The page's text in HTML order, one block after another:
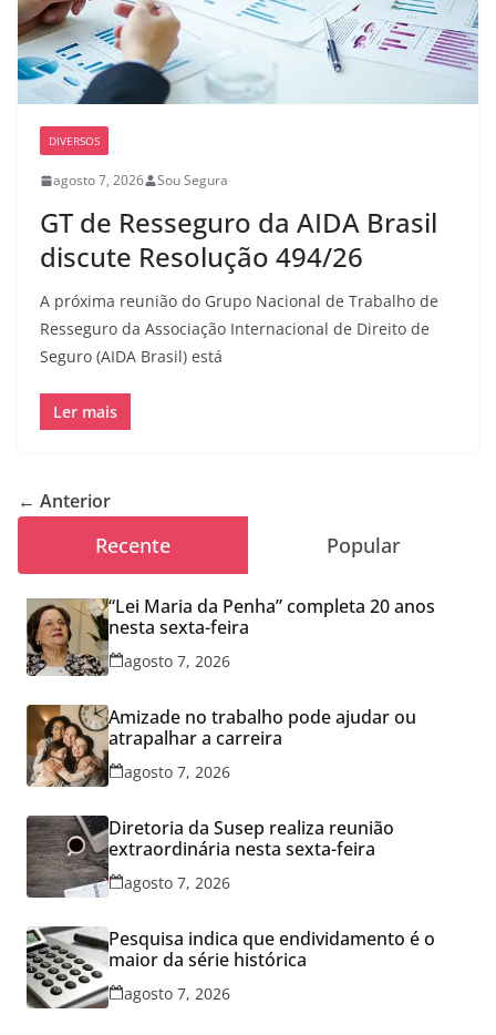
DIVERSOS
agosto 7, 2026 Sou Segura
GT de Resseguro da AIDA Brasil
discute Resolução 494/26
A próxima reunião do Grupo Nacional de Trabalho de
Resseguro da Associação Internacional de Direito de
Seguro (AIDA Brasil) está
Ler mais
← Anterior
Recente Popular
“Lei Maria da Penha” completa 20 anos
nesta sexta-feira
agosto 7, 2026
Amizade no trabalho pode ajudar ou
atrapalhar a carreira
agosto 7, 2026
Diretoria da Susep realiza reunião
extraordinária nesta sexta-feira
agosto 7, 2026
Pesquisa indica que endividamento é o
maior da série histórica
agosto 7, 2026